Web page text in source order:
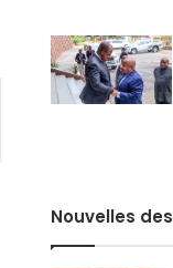
Nouvelles